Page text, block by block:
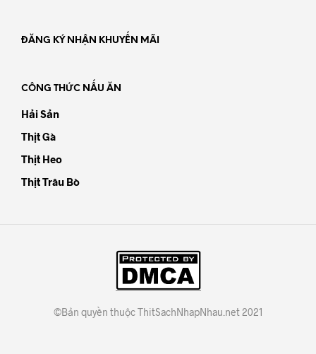
ĐĂNG KÝ NHẬN KHUYẾN MÃI
CÔNG THỨC NẤU ĂN
Hải Sản
Thịt Gà
Thịt Heo
Thịt Trâu Bò
©Bản quyền thuộc ThitSachNhapNhau.net 2021